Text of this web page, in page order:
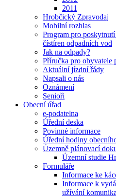
2011
Hrobčický Zpravodaj
Mobilní rozhlas
Program pro
čístíren odpadních vod
Jak na odpady?
Příručka pro obyvatele
Aktuální jízdní řády
Napsali o nás
Oznámení
Senioři
Obecní úřad
e-podatelna
Úřední deska
Povinné informace
Úřední hodiny
Územně plánovací
Územní studie
Formuláře
Informace ke
Informace k
užívání